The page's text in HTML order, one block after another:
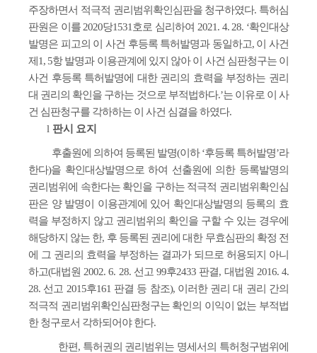
주장하면서 적극적 권리범위확인심판을 청구하였다. 특허심
판원은 이를 2020당1531호로 심리하여 2021. 4. 28. ‘확인대상
발명은 피고의 이 사건 후등록 특허발명과 동일하고, 이 사건
제1, 5항 발명과 이용관계에 있지 않아 이 사건 심판청구는 이
사건 후등록 특허발명에 대한 권리의 효력을 부정하는 권리
대 권리의 확인을 구하는 것으로 부적법하다.’는 이유로 이 사
건 심판청구를 각하하는 이 사건 심결을 하였다.
l 판시 요지
후출원에 의하여 등록된 발명(이하 ‘후등록 특허발명’라
한다)을 확인대상발명으로 하여 선출원에 의한 등록발명의
권리범위에 속한다는 확인을 구하는 적극적 권리범위확인심
판은 양 발명이 이용관계에 있어 확인대상발명의 등록의 효
력을 부정하지 않고 권리범위의 확인을 구할 수 있는 경우에
해당하지 않는 한, 후 등록된 권리에 대한 무효심판의 확정 전
에 그 권리의 효력을 부정하는 결과가 되므로 허용되지 아니
하고(대법원 2002. 6. 28. 선고 99후2433 판결, 대법원 2016. 4.
28. 선고 2015후161 판결 등 참조), 이러한 권리 대 권리 간의
적극적 권리범위확인심판청구는 확인의 이익이 없는 부적법
한 청구로서 각하되어야 한다.
한편, 특허권의 권리범위는 명세서의 특허청구범위에